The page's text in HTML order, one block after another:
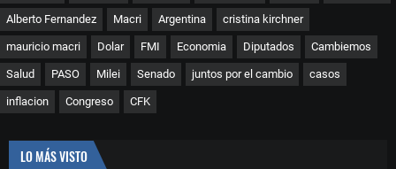
Alberto Fernandez Macri Argentina cristina kirchner
mauricio macri Dolar FMI Economia Diputados Cambiemos
Salud PASO Milei Senado juntos por el cambio casos
inflacion Congreso CFK
LO MÁS VISTO